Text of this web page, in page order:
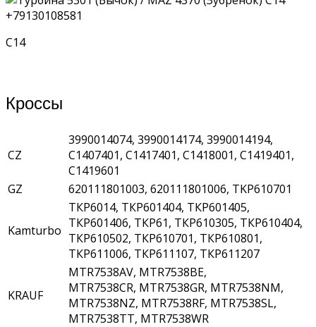
+79130108581
C14
Кроссы
CZ
3990014074, 3990014174, 3990014194,
C1407401, C1417401, C1418001, C1419401,
C1419601
GZ
620111801003, 620111801006, TKP610701
Kamturbo
ТКР6014, ТКР601404, ТКР601405,
ТКР601406, ТКР61, ТКР610305, ТКР610404,
ТКР610502, ТКР610701, ТКР610801,
ТКР611006, ТКР611107, ТКР611207
KRAUF
MTR7538AV, MTR7538BE,
MTR7538CR, MTR7538GR, MTR7538NM,
MTR7538NZ, MTR7538RF, MTR7538SL,
MTR7538TT, MTR7538WR